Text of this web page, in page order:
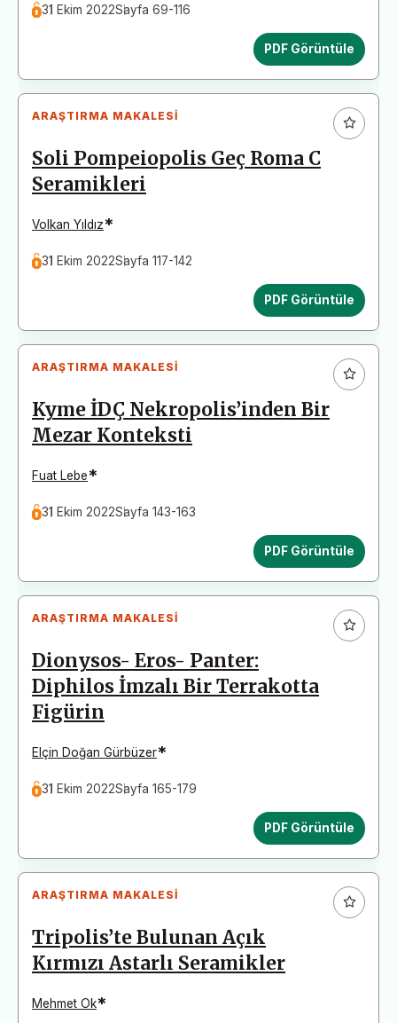
31 Ekim 2022Sayfa 69-116
PDF Görüntüle
ARAŞTIRMA MAKALESI
Soli Pompeiopolis Geç Roma C
Seramikleri
Volkan Yıldız*
31 Ekim 2022Sayfa 117-142
PDF Görüntüle
ARAŞTIRMA MAKALESI
Kyme İDÇ Nekropolis’inden Bir
Mezar Konteksti
Fuat Lebe*
31 Ekim 2022Sayfa 143-163
PDF Görüntüle
ARAŞTIRMA MAKALESI
Dionysos- Eros- Panter:
Diphilos İmzalı Bir Terrakotta
Figürin
Elçin Doğan Gürbüzer*
31 Ekim 2022Sayfa 165-179
PDF Görüntüle
ARAŞTIRMA MAKALESI
Tripolis’te Bulunan Açık
Kırmızı Astarlı Seramikler
Mehmet Ok*